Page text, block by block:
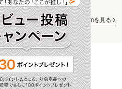
Instagramを見る